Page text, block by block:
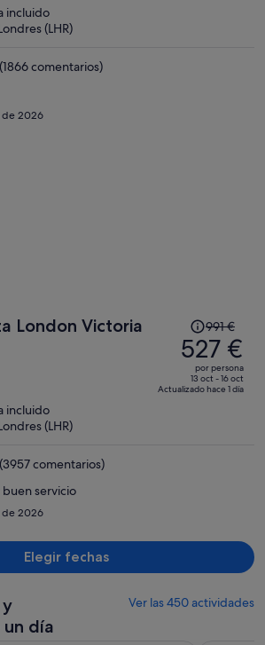
incluido
(LHR)
comentarios)
de 2026
London Victoria
El
precio
era
de
991 €,
991 €
527 €
por persona
13 oct - 16 oct
Actualizado hace 1 día
incluido
(LHR)
comentarios)
servicio
de 2026
Elegir fechas
día
Ver las 450 actividades